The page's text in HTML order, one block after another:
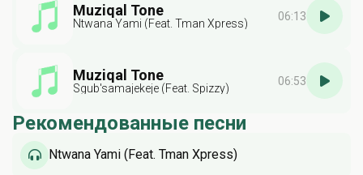
Muziqal Tone
Ntwana Yami (Feat. Tman Xpress)
06:13
Muziqal Tone
Sgub'samajekeje (Feat. Spizzy)
06:53
Рекомендованные песни
Ntwana Yami (Feat. Tman Xpress)